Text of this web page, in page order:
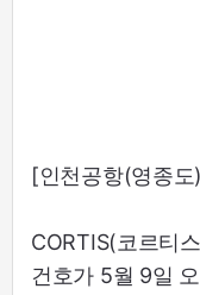
[인천공항(영종
CORTIS(코르티
건호가 5월 9일